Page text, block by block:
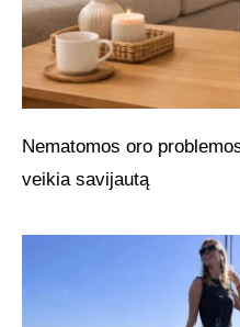
Nematomos oro
veikia savijautą